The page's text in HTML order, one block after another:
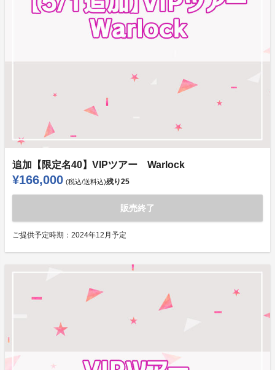
追加【限定名40】VIPツアー Warlock
¥166,000 (税込/送料込)残り25
販売終了
ご提供予定時期： 2024年12月予定